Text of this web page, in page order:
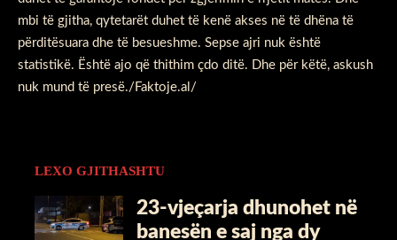
mbi të gjitha, qytetarët duhet të kenë akses në të dhëna të
përditësuara dhe të besueshme. Sepse ajri nuk është
statistikë. Është ajo që thithim çdo ditë. Dhe për këtë, askush
nuk mund të presë./Faktoje.al/
LEXO GJITHASHTU
23-vjeçarja dhunohet në
banesën e saj nga dy